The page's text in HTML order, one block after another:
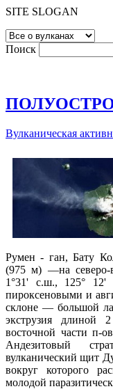
SITE SLOGAN
Поиск
Вулканическая
Румен - ган, Бату
(975 м) —на северо-
1°31' с.ш., 125° 12'
пироксеновыми и
склоне — большой
экструзия
восточной части п-
Андезитовый
вулканический щит
вокруг которого
молодой